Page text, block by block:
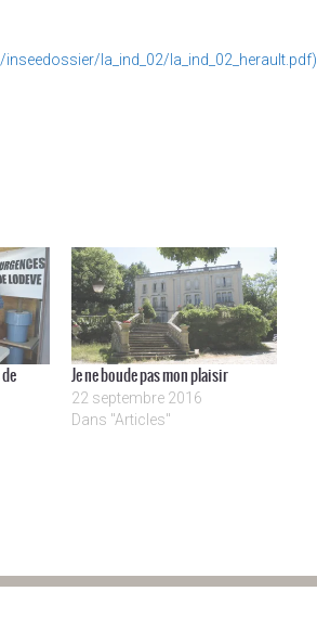
la_ind_02/la_ind_02_herault.pdf)
Je ne boude pas mon plaisir
22 septembre 2016
Dans "Articles"